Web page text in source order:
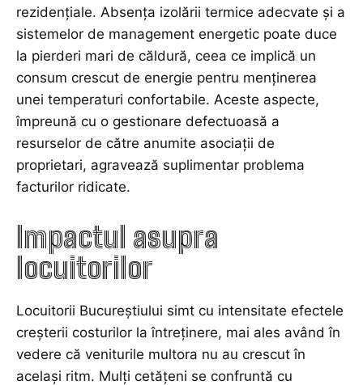
rezidențiale. Absența izolării termice adecvate și a
sistemelor de management energetic poate duce
la pierderi mari de căldură, ceea ce implică un
consum crescut de energie pentru menținerea
unei temperaturi confortabile. Aceste aspecte,
împreună cu o gestionare defectuoasă a
resurselor de către anumite asociații de
proprietari, agravează suplimentar problema
facturilor ridicate.
Impactul asupra
locuitorilor
Locuitorii Bucureștiului simt cu intensitate efectele
creșterii costurilor la întreținere, mai ales având în
vedere că veniturile multora nu au crescut în
același ritm. Mulți cetățeni se confruntă cu